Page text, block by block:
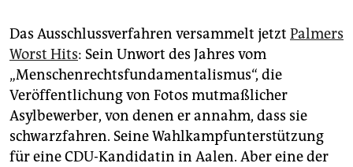
Das Ausschlussverfahren versammelt jetzt Palmers
Worst Hits: Sein Unwort des Jahres vom
„Menschenrechtsfundamentalismus“, die
Veröffentlichung von Fotos mutmaßlicher
Asylbewerber, von denen er annahm, dass sie
schwarzfahren. Seine Wahlkampfunterstützung
für eine CDU-Kandidatin in Aalen. Aber eine der